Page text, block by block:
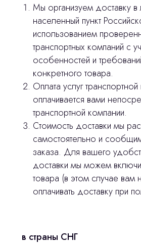
Мы организуем доставку
населенный пункт
использованием
транспортных компаний с
особенностей и
конкретного товара.
Оплата услуг
оплачивается вами
транспортной компании.
Стоимость доставки мы
самостоятельно и
заказа. Для вашего
доставки мы можем
товара (в этом случае вам
оплачивать доставку при
в страны СНГ
Остались
оставьте контакты, мы свяжемся
ответим на все вопросы
© 2024 ЛС Дентал Групп